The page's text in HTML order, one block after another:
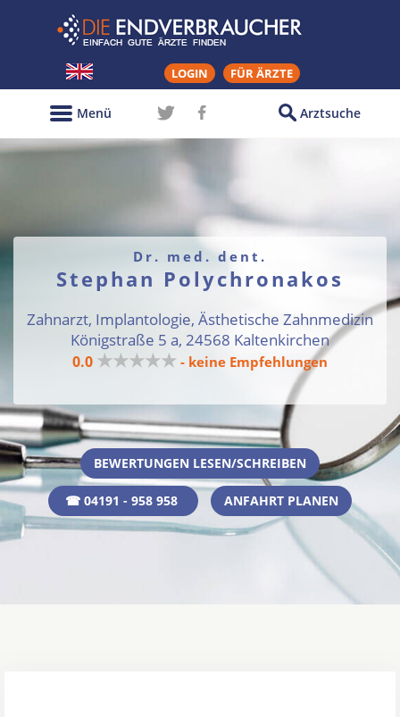
LOGIN FÜR ÄRZTE
Arztsuche
Menü
Dr. med. dent.
Stephan Polychronakos
Zahnarzt, Implantologie, Ästhetische Zahnmedizin
Königstraße 5 a, 24568 Kaltenkirchen
0.0 ★★★★★ - keine Empfehlungen
BEWERTUNGEN LESEN/SCHREIBEN
☎ 04191 - 958 958 ANFAHRT PLANEN